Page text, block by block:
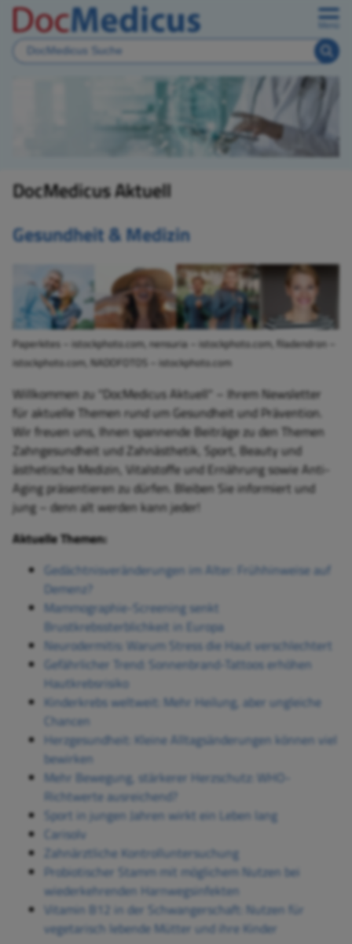
DocMedicus Aktuell
Gesundheit & Medizin
Paperkites – istockphoto.com, nensuria – istockphoto.com, filadendron –
istockphoto.com, NADOFOTOS – istockphoto.com
Willkommen zu "DocMedicus Aktuell" – Ihrem Newsletter
für aktuelle Themen rund um Gesundheit und Prävention.
Wir freuen uns, Ihnen spannende Beiträge zu den Themen
Zahngesundheit und Zahnästhetik, Sport, Beauty und
ästhetische Medizin, Vitalstoffe und Ernährung sowie Anti-
Aging präsentieren zu dürfen. Bleiben Sie informiert und
jung – denn alt werden kann jeder!
Aktuelle Themen:
Gedächtnisveränderungen im Alter: Frühhinweise auf
Demenz?
Mammographie-Screening senkt
Brustkrebssterblichkeit in Europa
Neurodermitis: Warum Stress die Haut verschlechtert
Gefährlicher Trend: Sonnenbrand-Tattoos erhöhen
Hautkrebsrisiko
Kinderkrebs weltweit: Mehr Heilung, aber ungleiche
Chancen
Herzgesundheit: Kleine Alltagsänderungen können viel
bewirken
Mehr Bewegung, stärkerer Herzschutz: WHO-
Richtwerte ausreichend?
Sport in jungen Jahren wirkt ein Leben lang
Carisolv
Zahnärztliche Kontrolluntersuchung
Probiotischer Stamm mit möglichem Nutzen bei
wiederkehrenden Harnwegsinfekten
Vitamin B12 in der Schwangerschaft: Nutzen für
vegetarisch lebende Mütter und ihre Kinder